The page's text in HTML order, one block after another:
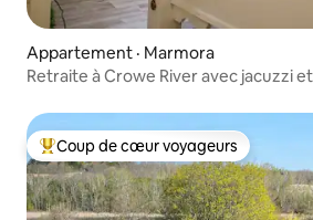
Appartement · Marmora
Retraite à Crowe River avec jacuzzi
Coup de cœur voyageurs parmi les
Coup de cœur voyageurs